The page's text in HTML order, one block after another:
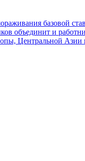
базовой
объединит и
Центральной Азии